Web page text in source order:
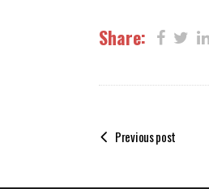
Share:
Previous post